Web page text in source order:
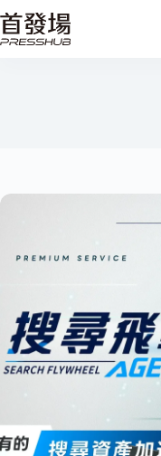
跳
至